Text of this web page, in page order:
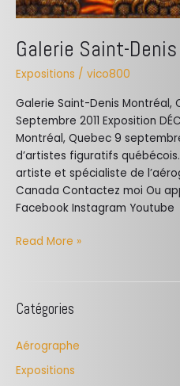
Galerie Saint-Denis
Expositions / vico800
Galerie Saint-Denis Montréal,
Septembre 2011 Exposition
Montréal, Quebec 9
d’artistes figuratifs
artiste et spécialiste de
Canada Contactez moi Ou
Facebook Instagram Youtube
Read More »
Catégories
Aérographe
Expositions